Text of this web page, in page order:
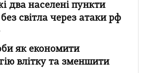
два населені пункти
світла через атаки рф
як економити
влітку та зменшити